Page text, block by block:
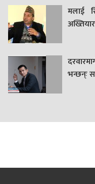
मलाई
भन्छन्ः